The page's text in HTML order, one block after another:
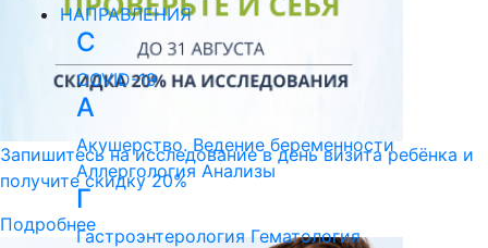
Запишитесь на исследование в день визита ребёнка и
получите скидку 20%
Подробнее
НАПРАВЛЕНИЯ
C
COVID-19
А
Акушерство. Ведение беременности
Аллергология Анализы
Г
Гастроэнтерология Гематология